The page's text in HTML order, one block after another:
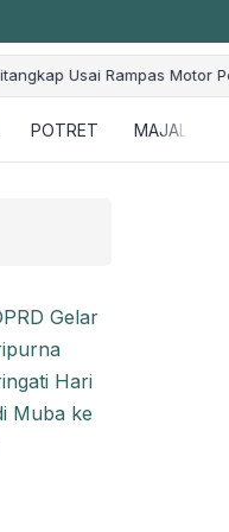
Pelaku Kekerasan
POTRET MAJALAH